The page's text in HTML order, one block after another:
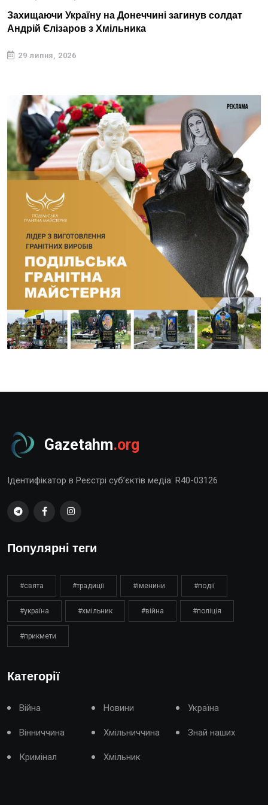
Захищаючи Україну на Донеччині загинув солдат
Андрій Єлізаров з Хмільника
29 липня, 2026
Gazetahm.org
Ідентифікатор в Реєстрі суб’єктів медіа: R40-03126
Популярні теги
#свята #традиції #іменини #події
#україна #хмільник #війна #поліція
#прикмети
Категорії
Війна Новини Україна
Вінниччина Хмільниччина Знай наших
Кримінал Хмільник